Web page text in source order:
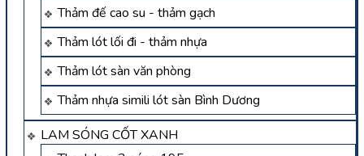
Thảm đế cao su - thảm gạch
Thảm lót lối đi - thảm nhựa
Thảm lót sàn văn phòng
Thảm nhựa simili lót sàn Bình Dương
LAM SÓNG CỐT XANH